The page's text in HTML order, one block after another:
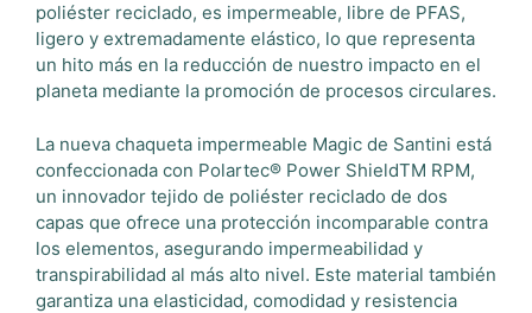
poliéster reciclado, es impermeable, libre de PFAS,
ligero y extremadamente elástico, lo que representa
un hito más en la reducción de nuestro impacto en el
planeta mediante la promoción de procesos circulares.
La nueva chaqueta impermeable Magic de Santini está
confeccionada con Polartec® Power ShieldTM RPM,
un innovador tejido de poliéster reciclado de dos
capas que ofrece una protección incomparable contra
los elementos, asegurando impermeabilidad y
transpirabilidad al más alto nivel. Este material también
garantiza una elasticidad, comodidad y resistencia